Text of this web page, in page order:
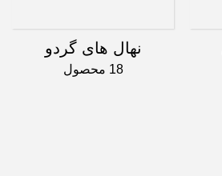
نهال های گردو
18 محصول